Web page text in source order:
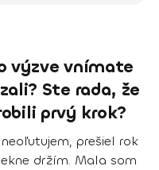
výzve vnímate
Ste rada, že
prvý krok?
prešiel rok
držím. Mala som